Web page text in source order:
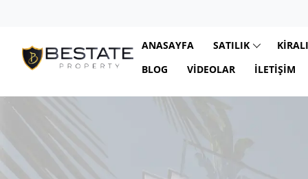
ANASAYFA SATILIK
BLOG
VIDEOLAR İLETIŞIM